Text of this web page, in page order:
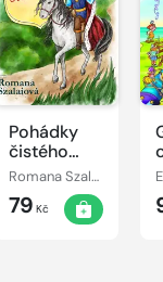
Pohádky
čistého
srdce
Romana Szalaiová
79 Kč